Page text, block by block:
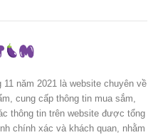
năm 2021 là website chuyên về
cung cấp thông tin mua sắm,
thông tin trên website được tổng
chính xác và khách quan, nhằm